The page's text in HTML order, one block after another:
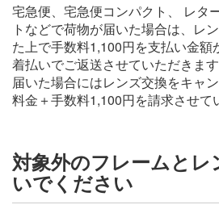
宅急便、宅急便コンパクト、 レタ
トなどで荷物が届いた場合は、レ
た上で手数料1,100円を支払い金額
着払いでご返送させていただきま
届いた場合にはレンズ交換をキャ
料金＋手数料1,100円を請求させて
対象外のフレームと
いでください